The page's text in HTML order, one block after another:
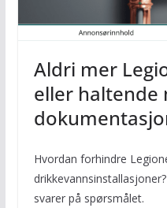
Aldri mer
eller haltende
Hvordan forhindre
svarer på spørsmålet.